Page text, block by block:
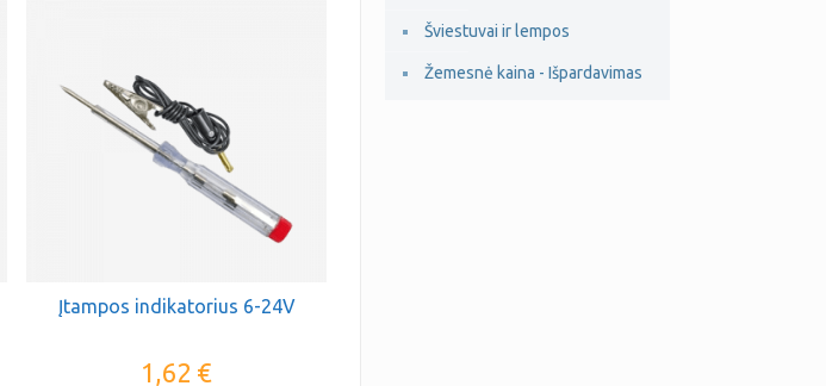
Įtampos indikatorius 6-24V
1,62 €
Šviestuvai ir lempos
Žemesnė kaina - Išpardavimas